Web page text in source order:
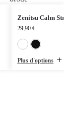
Zenitsu Calm
29,90 €
Plus d'options